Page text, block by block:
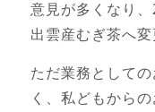
意見が多くなり
出雲産むぎ茶へ変
ただ業務として
く、私どもから